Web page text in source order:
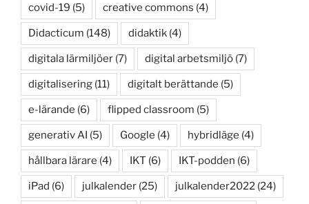
covid-19 (5) creative commons (4)
Didacticum (148) didaktik (4)
digitala lärmiljöer (7) digital arbetsmiljö (7)
digitalisering (11) digitalt berättande (5)
e-lärande (6) flipped classroom (5)
generativ AI (5) Google (4) hybridläge (4)
hållbara lärare (4) IKT (6) IKT-podden (6)
iPad (6) julkalender (25) julkalender2022 (24)